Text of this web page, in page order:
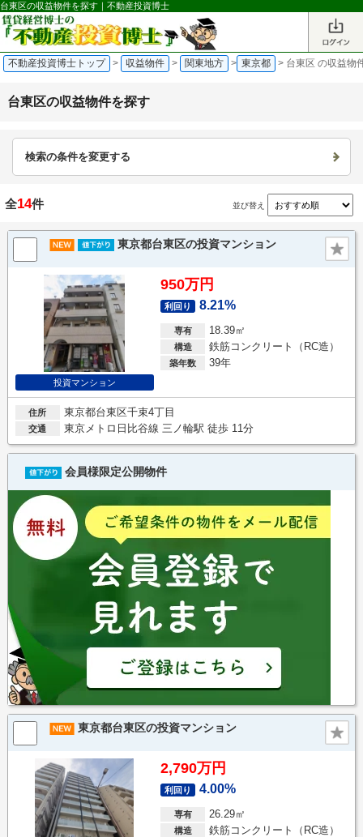
台東区の収益物件を探す｜不動産投資博士
不動産投資博士トップ > 収益物件 > 関東地方 > 東京都 > 台東区 の収益物
台東区の収益物件を探す
検索の条件を変更する
全14件 並び替え
東京都台東区の投資マンション
投資マンション
950万円
利回り 8.21%
専有 18.39㎡
構造 鉄筋コンクリート（RC造）
築年数 39年
住所 東京都台東区千束4丁目
交通 東京メトロ日比谷線 三ノ輪駅 徒歩 11分
会員様限定公開物件
東京都台東区の投資マンション
2,790万円
利回り 4.00%
専有 26.29㎡
構造 鉄筋コンクリート（RC造）